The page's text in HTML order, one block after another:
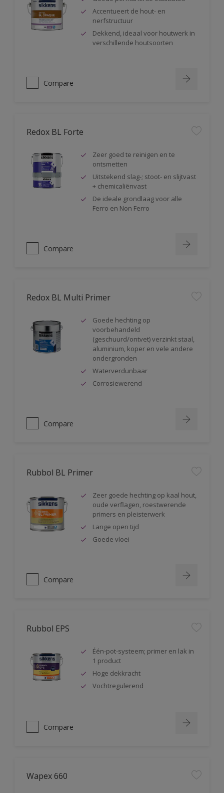
Accentueert de hout- en
nerfstructuur
Dekkend, ideaal voor houtwerk in
verschillende houtsoorten
Compare
Redox BL Forte
Zeer goed te reinigen en te
ontsmetten
Uitstekend slag-; stoot- en slijtvast
+ chemicaliënvast
De ideale grondlaag voor alle
Ferro en Non Ferro
Compare
Redox BL Multi Primer
Goede hechting op
voorbehandeld
(geschuurd/ontvet) verzinkt staal,
aluminium, koper en vele andere
ondergronden
Waterverdunbaar
Corrosiewerend
Compare
Rubbol BL Primer
Zeer goede hechting op kaal hout,
oude verflagen, roestwerende
primers en pleisterwerk
Lange open tijd
Goede vloei
Compare
Rubbol EPS
Één-pot-systeem; primer en lak in
1 product
Hoge dekkracht
Vochtregulerend
Compare
Wapex 660